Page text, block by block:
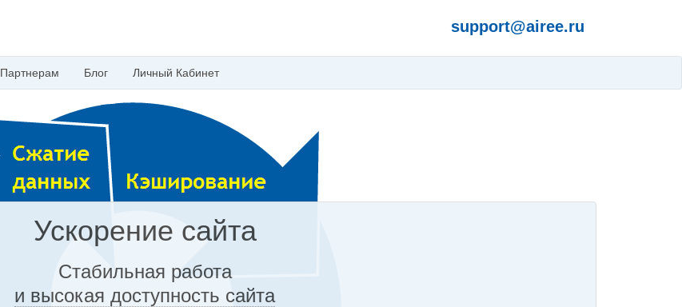
support@airee.ru
Партнерам Блог Личный Кабинет
Ускорение сайта
Стабильная работа
и высокая доступность сайта